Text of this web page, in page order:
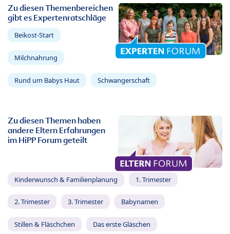
Zu diesen Themenbereichen
gibt es Expertenratschläge
Beikost-Start
Milchnahrung
Rund um Babys Haut Schwangerschaft
Zu diesen Themen haben
andere Eltern Erfahrungen
im HiPP Forum geteilt
Kinderwunsch & Familienplanung 1. Trimester
2. Trimester 3. Trimester Babynamen
Stillen & Fläschchen Das erste Gläschen